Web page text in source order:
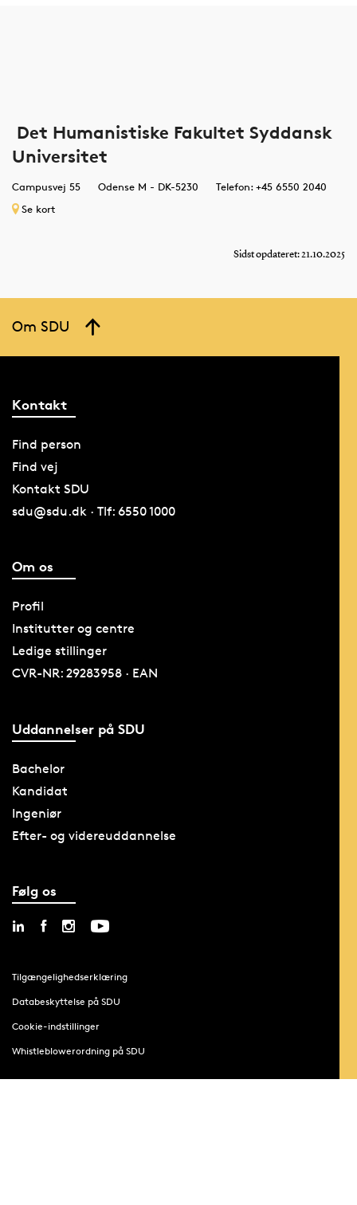
Det Humanistiske Fakultet Syddansk
Universitet
Campusvej 55 Odense M - DK-5230
Telefon: +45 6550 2040
Se kort
Sidst opdateret: 21.10.2025
Om SDU
Kontakt
Find person
Find vej
Kontakt SDU
sdu@sdu.dk · Tlf: 6550 1000
Om os
Profil
Institutter og centre
Ledige stillinger
CVR-NR: 29283958 · EAN
Uddannelser på SDU
Bachelor
Kandidat
Ingeniør
Efter- og videreuddannelse
Følg os
Tilgængelighedserklæring
Databeskyttelse på SDU
Cookie-indstillinger
Whistleblowerordning på SDU